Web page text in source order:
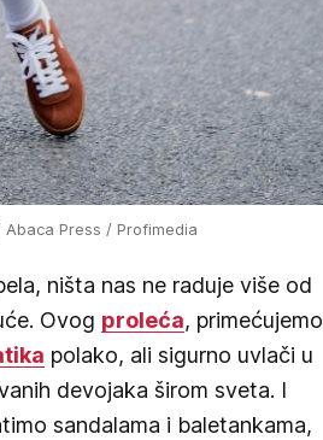
Press / Profimedia
ništa nas ne raduje više od
Ovog proleća, primećujemo
polako, ali sigurno uvlači u
devojaka širom sveta. I
sandalama i baletankama,